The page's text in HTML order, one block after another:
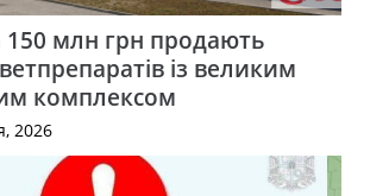
150 млн грн продають
із великим
комплексом
2026